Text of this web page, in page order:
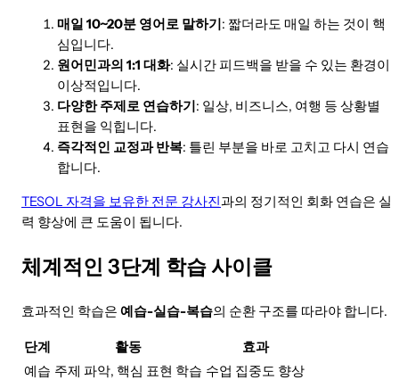
매일 10~20분 영어로 말하기: 짧더라도 매일 하는 것이 핵
심입니다.
원어민과의 1:1 대화: 실시간 피드백을 받을 수 있는 환경이
이상적입니다.
다양한 주제로 연습하기: 일상, 비즈니스, 여행 등 상황별
표현을 익힙니다.
즉각적인 교정과 반복: 틀린 부분을 바로 고치고 다시 연습
합니다.
TESOL 자격을 보유한 전문 강사진과의 정기적인 회화 연습은 실
력 향상에 큰 도움이 됩니다.
체계적인 3단계 학습 사이클
효과적인 학습은 예습-실습-복습의 순환 구조를 따라야 합니다.
단계 활동
효과
예습 주제 파악, 핵심 표현 학습 수업 집중도 향상